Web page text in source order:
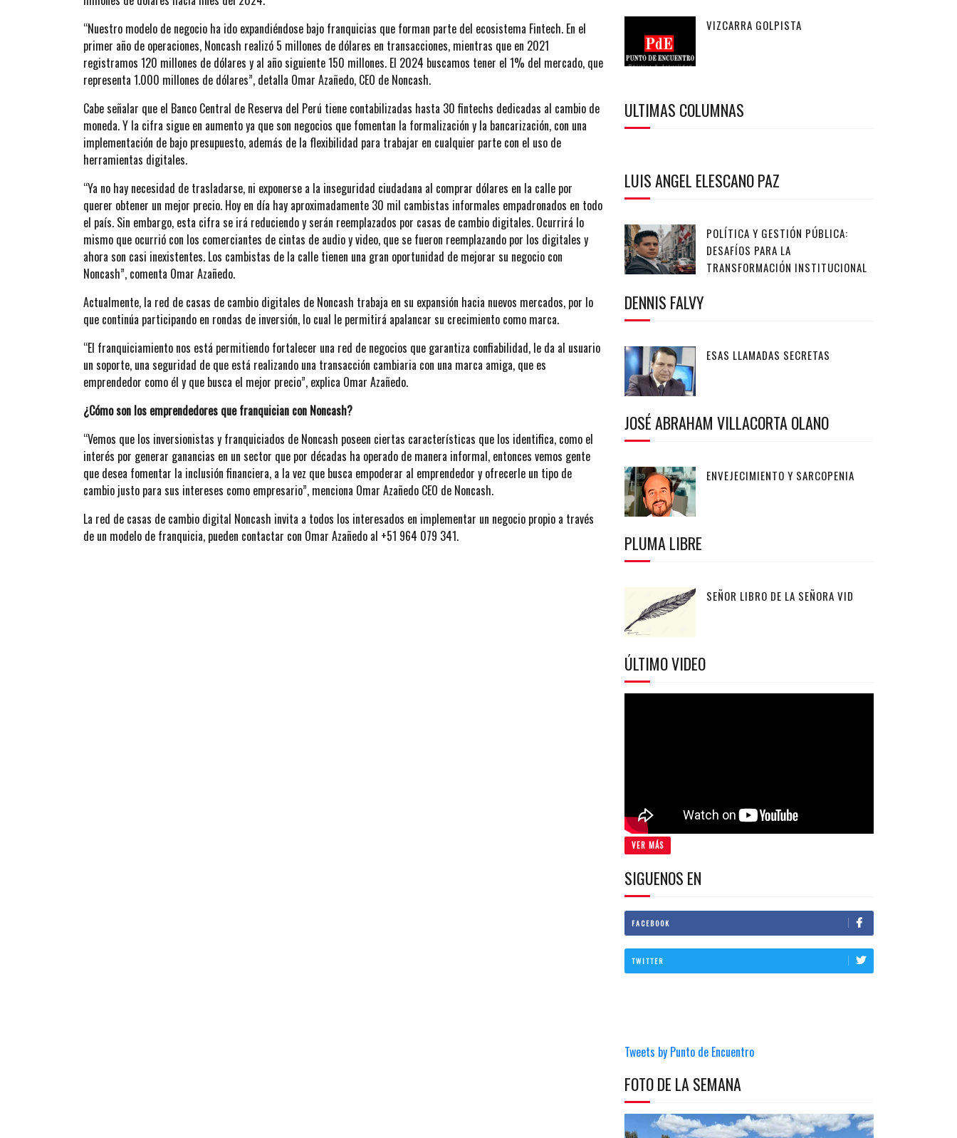
“Nuestro modelo de negocio ha ido expandiéndose bajo franquicias que forman parte del ecosistema Fintech. En el
primer año de operaciones, Noncash realizó 5 millones de dólares en transacciones, mientras que en 2021
registramos 120 millones de dólares y al año siguiente 150 millones. El 2024 buscamos tener el 1% del mercado, que
representa 1.000 millones de dólares”, detalla Omar Azañedo, CEO de Noncash.
Cabe señalar que el Banco Central de Reserva del Perú tiene contabilizadas hasta 30 fintechs dedicadas al cambio de
moneda. Y la cifra sigue en aumento ya que son negocios que fomentan la formalización y la bancarización, con una
implementación de bajo presupuesto, además de la flexibilidad para trabajar en cualquier parte con el uso de
herramientas digitales.
“Ya no hay necesidad de trasladarse, ni exponerse a la inseguridad ciudadana al comprar dólares en la calle por
querer obtener un mejor precio. Hoy en día hay aproximadamente 30 mil cambistas informales empadronados en todo
el país. Sin embargo, esta cifra se irá reduciendo y serán reemplazados por casas de cambio digitales. Ocurrirá lo
mismo que ocurrió con los comerciantes de cintas de audio y video, que se fueron reemplazando por los digitales y
ahora son casi inexistentes. Los cambistas de la calle tienen una gran oportunidad de mejorar su negocio con
Noncash”, comenta Omar Azañedo.
Actualmente, la red de casas de cambio digitales de Noncash trabaja en su expansión hacia nuevos mercados, por lo
que continúa participando en rondas de inversión, lo cual le permitirá apalancar su crecimiento como marca.
“El franquiciamiento nos está permitiendo fortalecer una red de negocios que garantiza confiabilidad, le da al usuario
un soporte, una seguridad de que está realizando una transacción cambiaria con una marca amiga, que es
emprendedor como él y que busca el mejor precio”, explica Omar Azañedo.
¿Cómo son los emprendedores que franquician con Noncash?
“Vemos que los inversionistas y franquiciados de Noncash poseen ciertas características que los identifica, como el
interés por generar ganancias en un sector que por décadas ha operado de manera informal, entonces vemos gente
que desea fomentar la inclusión financiera, a la vez que busca empoderar al emprendedor y ofrecerle un tipo de
cambio justo para sus intereses como empresario”, menciona Omar Azañedo CEO de Noncash.
La red de casas de cambio digital Noncash invita a todos los interesados en implementar un negocio propio a través
de un modelo de franquicia, pueden contactar con Omar Azañedo al +51 964 079 341.
VIZCARRA GOLPISTA
ULTIMAS COLUMNAS
LUIS ANGEL ELESCANO PAZ
POLÍTICA Y GESTIÓN PÚBLICA:
DESAFÍOS PARA LA
TRANSFORMACIÓN INSTITUCIONAL
DENNIS FALVY
ESAS LLAMADAS SECRETAS
JOSÉ ABRAHAM VILLACORTA OLANO
ENVEJECIMIENTO Y SARCOPENIA
PLUMA LIBRE
SEÑOR LIBRO DE LA SEÑORA VID
ÚLTIMO VIDEO
VER MÁS
SIGUENOS EN
FACEBOOK
TWITTER
Tweets by Punto de Encuentro
FOTO DE LA SEMANA